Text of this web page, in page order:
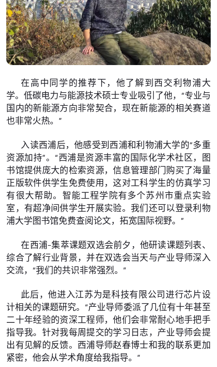
在高中同学的推荐下，他了解到西交利物浦大
学。低碳电力与能源技术硕士专业吸引了他，“专业与
国内的新能源方向非常契合，现在新能源的相关赛道
也非常火热。”
入读西浦后，他感受到西浦和利物浦大学的“多重
资源加持”。“西浦是资源丰富的国际化学术社区，图
书馆提供庞大的检索资源，信息管理部门购买了海量
正版软件供学生免费使用，这对工科学生的仿真学习
有很大帮助。智能工程学院有多个苏州市重点实验
室，有超净间供学生开展实验。我们还可以登录利物
浦大学图书馆免费查阅论文，拓宽国际视野。”
在西浦-集萃课题双选会前夕，他研读课题列表、
综合了解行业背景，并在双选会当天与产业导师深入
交流，“我们的共识非常强烈。”
此后，他进入江苏为是科技有限公司进行芯片设
计相关的课题研究。“产业导师委派了几位有十年甚至
二十年经验的资深工程师，他们会非常耐心地手把手
指导我。针对我每周提交的学习日志，产业导师会提
出有见解的反馈。西浦导师赵春博士和我的联系更加
紧密，他会从学术角度给我指导。”